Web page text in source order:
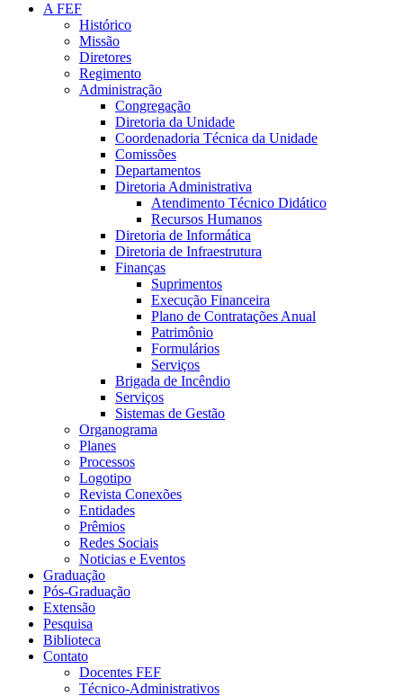
A FEF
Histórico
Missão
Diretores
Regimento
Administração
Congregação
Diretoria da Unidade
Coordenadoria Técnica da Unidade
Comissões
Departamentos
Diretoria Administrativa
Atendimento Técnico Didático
Recursos Humanos
Diretoria de Informática
Diretoria de Infraestrutura
Finanças
Suprimentos
Execução Financeira
Plano de Contratações Anual
Patrimônio
Formulários
Serviços
Brigada de Incêndio
Serviços
Sistemas de Gestão
Organograma
Planes
Processos
Logotipo
Revista Conexões
Entidades
Prêmios
Redes Sociais
Noticias e Eventos
Graduação
Pós-Graduação
Extensão
Pesquisa
Biblioteca
Contato
Docentes FEF
Técnico-Administrativos